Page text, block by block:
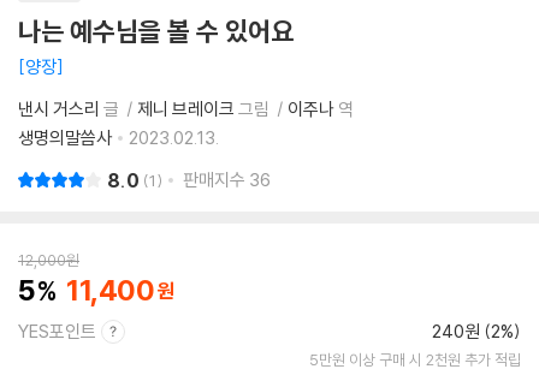
나는 예수님을 볼 수 있어요
양장
낸시 거스리 글 제니 브레이크 그림 이주나 역
생명의말씀사
2023.02.13.
8.0 1 판매지수 36
12,000원
5 11,400
YES포인트 240원 (2%)
5만원 이상 구매 시 2천원 추가 적립